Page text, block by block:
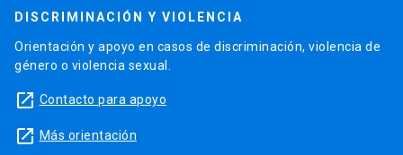
DISCRIMINACIÓN Y VIOLENCIA
Orientación y apoyo en casos de discriminación, violencia de
género o violencia sexual.
launch Contacto para apoyo
launch Más orientación